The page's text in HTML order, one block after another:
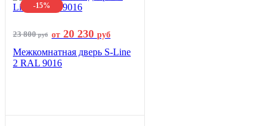
-15%
23 800руб от 20 230 руб
Межкомнатная дверь S-Line
2 RAL 9016